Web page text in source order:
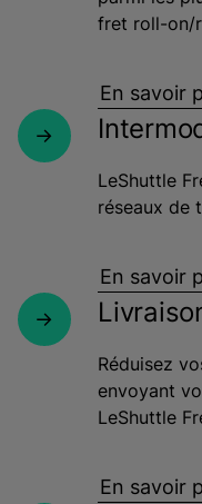
fret roll-on/
En savoir
LeShuttle
réseaux de
En savoir
Réduisez
envoyant
LeShuttle
En savoir